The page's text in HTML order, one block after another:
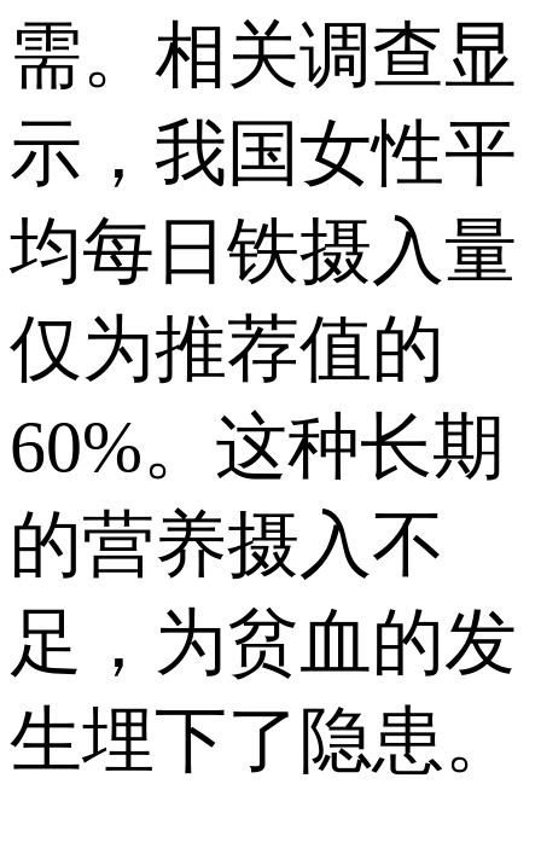
需。相关调查显
示，我国女性平
均每日铁摄入量
仅为推荐值的
60%。这种长期
的营养摄入不
足，为贫血的发
生埋下了隐患。